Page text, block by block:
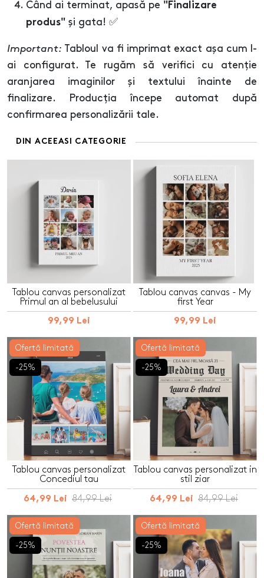
Când ai terminat, apasă pe "Finalizare
produs" și gata! ✅
Important: Tabloul va fi imprimat exact așa cum l-
ai configurat. Te rugăm să verifici cu atenție
aranjarea imaginilor și textului înainte de
finalizare. Producția începe automat după
confirmarea personalizării tale.
DIN ACEEASI CATEGORIE
Tablou canvas personalizat
Primul an al bebelusului
99,99 Lei
Tablou canvas canvas - My
first Year
99,99 Lei
Ofertă limitată
-25%
Tablou canvas personalizat
Concediul tau
64,99 Lei 84,99 Lei
Ofertă limitată
-25%
Tablou canvas personalizat in
stil ziar
64,99 Lei 84,99 Lei
Ofertă limitată
-25%
Ofertă limitată
-25%